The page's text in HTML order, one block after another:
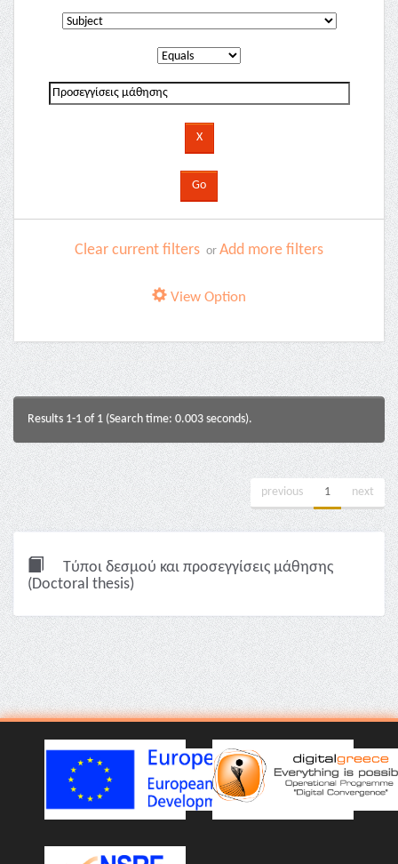
Clear current filters or Add more filters
View Option
Results 1-1 of 1 (Search time: 0.003 seconds).
previous 1 next
Τύποι δεσμού και προσεγγίσεις μάθησης
(Doctoral thesis)